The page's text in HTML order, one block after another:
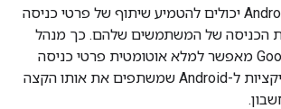
מפתחי אתרים ו-Android יכולים להטמיע שיתוף של פרטי כניסה
הכניסה של המשתמשים שלהם. כך מנהל
הסיסמאות של Google מאפשר למלא אוטומטית פרטי כניסה
בדומיינים או באפליקציות ל-Android שמשתפים את אותו הקצה